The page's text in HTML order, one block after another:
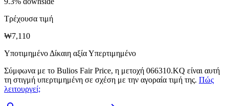
Τρέχουσα τιμή
₩7,110
Υποτιμημένο Δίκαιη αξίαΥπερτιμημένο
Σύμφωνα με το Bulios Fair Price, η μετοχή 066310.KQ είναι αυτή
τη στιγμή υπερτιμημένη σε σχέση με την αγοραία τιμή της. Πώς
λειτουργεί;